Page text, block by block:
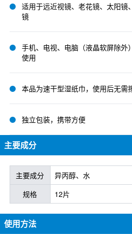
适用于远近视镜、老花镜、太阳镜
镜
手机、电视、电脑（液晶软屏除外
使用
本品为速干型湿纸巾，使用后无需
独立包装，携带方便
主要成分
主要成分
异丙醇、水
规格
12片
使用方法